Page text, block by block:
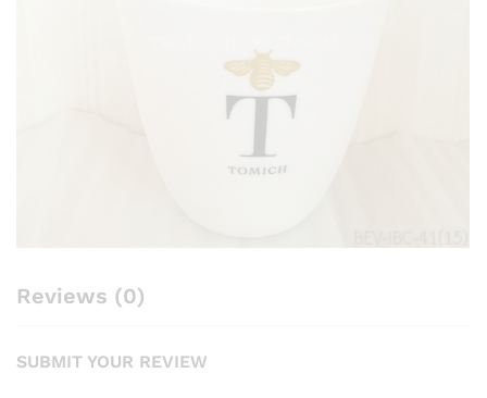
Reviews (0)
SUBMIT YOUR REVIEW